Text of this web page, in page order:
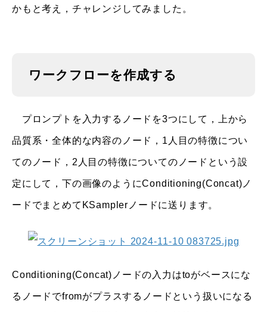
かもと考え，チャレンジしてみました。
ワークフローを作成する
プロンプトを入力するノードを3つにして，上から
品質系・全体的な内容のノード，1人目の特徴につい
てのノード，2人目の特徴についてのノードという設
定にして，下の画像のようにConditioning(Concat)ノ
ードでまとめてKSamplerノードに送ります。
Conditioning(Concat)ノードの入力はtoがベースにな
るノードでfromがプラスするノードという扱いになる